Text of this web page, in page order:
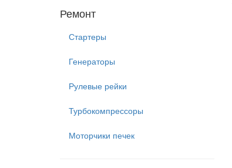
Ремонт
Стартеры
Генераторы
Рулевые рейки
Турбокомпрессоры
Моторчики печек